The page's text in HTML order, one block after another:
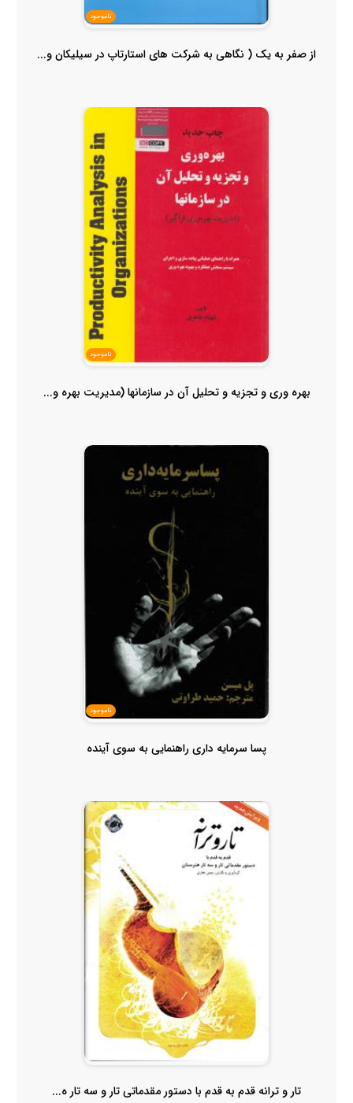
ناموجود
از صفر به یک ( نگاهی به شرکت های استارتاپ در سیلیکان و...
ناموجود
بهره وری و تجزیه و تحلیل آن در سازمانها (مدیریت بهره و...
ناموجود
پسا سرمایه داری راهنمایی به سوی آینده
تار و ترانه قدم به قدم با دستور مقدماتی تار و سه تار ه...